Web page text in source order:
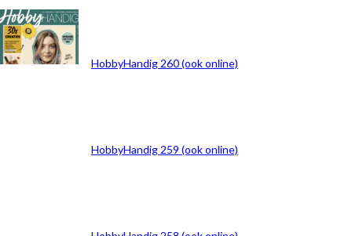
ARCHIEF
HobbyHandig 260 (ook online)
HobbyHandig 259 (ook online)